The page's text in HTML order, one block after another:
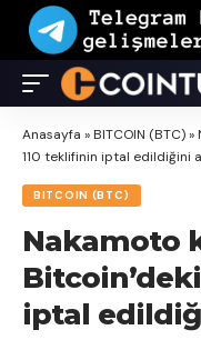
Anasayfa »BITCOIN (BTC)»
110 teklifinin iptal edildiğini
BITCOIN (BTC)
Nakamoto
iptal